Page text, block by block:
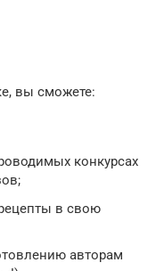
вы сможете:
конкурсах
в свою
авторам